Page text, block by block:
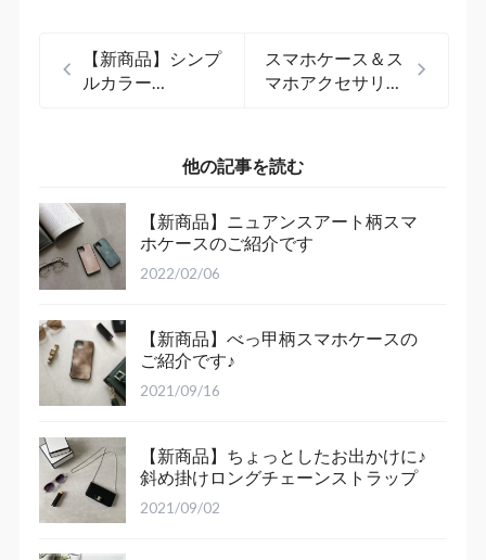
【新商品】シンプ
ルカラー
スマホケース＆ス
マホアクセサリー
他の記事を読む
【新商品】ニュアンスアート柄スマ
ホケースのご紹介です
2022/02/06
【新商品】べっ甲柄スマホケースの
ご紹介です♪
2021/09/16
【新商品】ちょっとしたお出かけに♪
斜め掛けロングチェーンストラップ
2021/09/02